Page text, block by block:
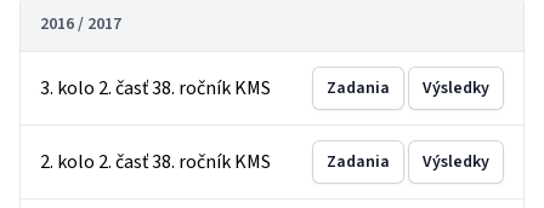
2016 / 2017
3. kolo 2. časť 38. ročník KMS Zadania Výsledky
2. kolo 2. časť 38. ročník KMS Zadania Výsledky